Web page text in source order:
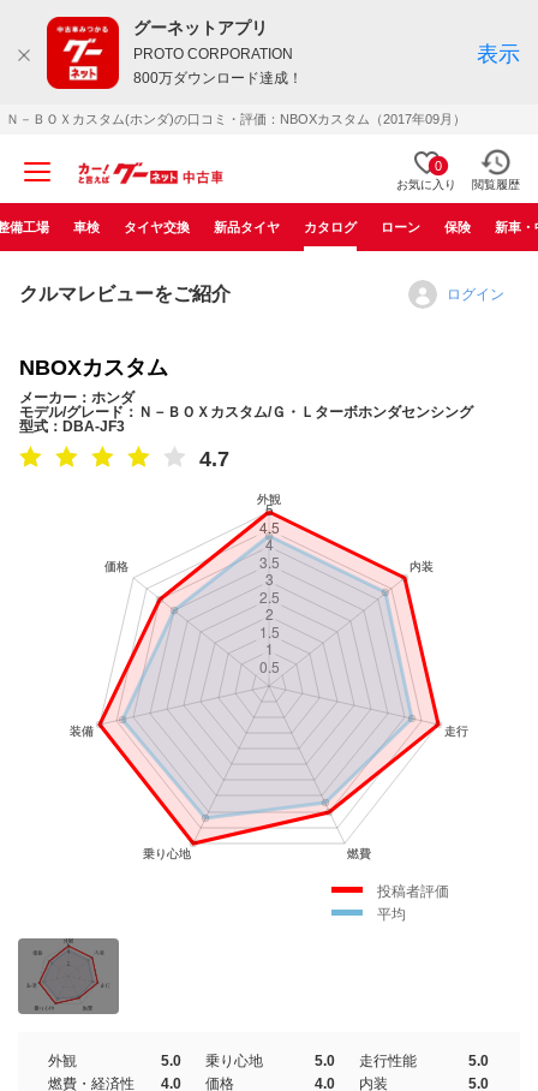
グーネットアプリ
PROTO CORPORATION
800万ダウンロード達成！
表示
Ｎ－ＢＯＸカスタム(ホンダ)の口コミ・評価：NBOXカスタム（2017年09月）
0
お気に入り 閲覧履歴
備工場 車検 タイヤ交換 新品タイヤ カタログ ローン 保険 新車・
クルマレビューをご紹介 ログイン
NBOXカスタム
メーカー：ホンダ
モデル/グレード：Ｎ－ＢＯＸカスタム/Ｇ・Ｌターボホンダセンシング
型式：DBA-JF3
4.7
投稿者評価
平均
外観 5.0 乗り心地 5.0 走行性能
5.0
燃費・経済性
4.0 価格 4.0 内装
5.0